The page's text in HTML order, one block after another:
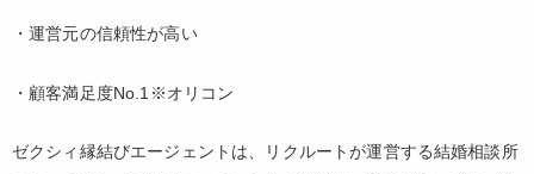
・運営元の信頼性が高い
・顧客満足度No.1※オリコン
ゼクシィ縁結びエージェントは、リクルートが運営する結婚相談所